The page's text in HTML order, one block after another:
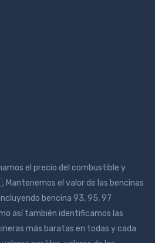
el precio del combustible y
el valor de las bencinas
bencina 93, 95, 97
así también identificamos las
más baratas en todas y cada